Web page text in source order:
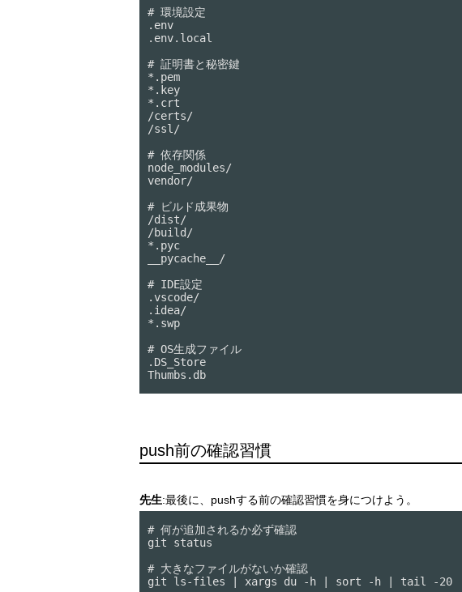
# 環境設定
.env
.env.local
# 証明書と秘密鍵
*.pem
*.key
*.crt
/certs/
/ssl/
# 依存関係
node_modules/
vendor/
# ビルド成果物
/dist/
/build/
*.pyc
__pycache__/
# IDE設定
.vscode/
.idea/
*.swp
# OS生成ファイル
.DS_Store
Thumbs.db
push前の確認習慣
先生:最後に、pushする前の確認習慣を身につけよう。
# 何が追加されるか必ず確認
git status
# 大きなファイルがないか確認
git ls-files | xargs du -h | sort -h | tail -20